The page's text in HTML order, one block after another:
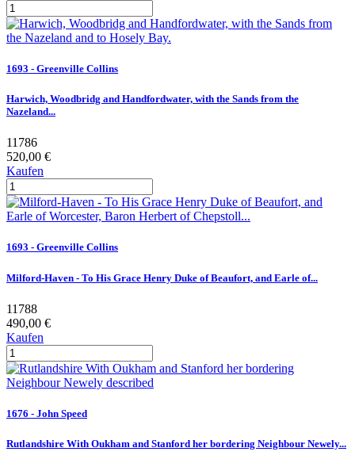
1693 - Greenville Collins
Harwich, Woodbridg and Handfordwater, with the Sands from the
Nazeland...
11786
520,00 €
Kaufen
1693 - Greenville Collins
Milford-Haven - To His Grace Henry Duke of Beaufort, and Earle of...
11788
490,00 €
Kaufen
1676 - John Speed
Rutlandshire With Oukham and Stanford her bordering Neighbour Newely...